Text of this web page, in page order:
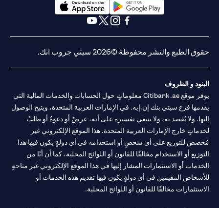
opens in a new tab
opens in a new tab
حقوق الطبع والنشر محفوظة ©2026 سيتي جروب انك.
البنود و الظروف
يوفر موقع Citibank.ae معلوماتٍ حول الحسابات والخدمات المالية التي
يقدمها فرع سيتي بنك إن.إيه. في الإمارات العربية المتحدة، ويتيح الوصول
إليها. ولا يُقصد به، ولا ينبغي تفسيره على أنه، عرضٌ أو دعوةٌ أو طلبٌ
لخدماتٍ خارج الإمارات العربية المتحدة. هذا الموقع الإلكتروني غير
مُخصص للتوزيع على أي شخصٍ أو استخدامه في أي دولةٍ يكون فيها هذا
التوزيع أو الاستخدام مخالفًا للقانون أو اللوائح المحلية، كما أن أيًا من
الخدمات أو الاستثمارات المشار إليها في هذا الموقع الإلكتروني غير متاحةٍ
للأشخاص المقيمين في أي دولةٍ يكون فيها تقديم هذه الخدمات أو
الاستثمارات مخالفًا للقانون أو اللوائح المحلية.